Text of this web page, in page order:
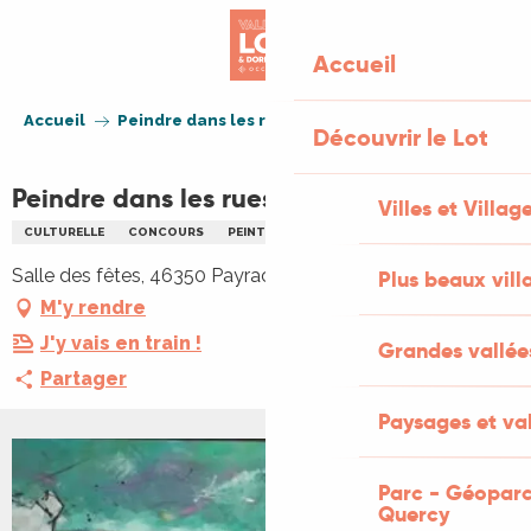
Accueil
Découvrir le Lot
Villes et
Plus beaux
Grandes
Paysages et
Parc -
Quercy
Accueil Peindre dans les rues de Payrac
Peindre dans les rues de Payrac
CULTURELLE CONCOURS PEINTURE
Salle des fêtes, 46350 Payrac
M'y rendre
J'y vais en train !
Partager